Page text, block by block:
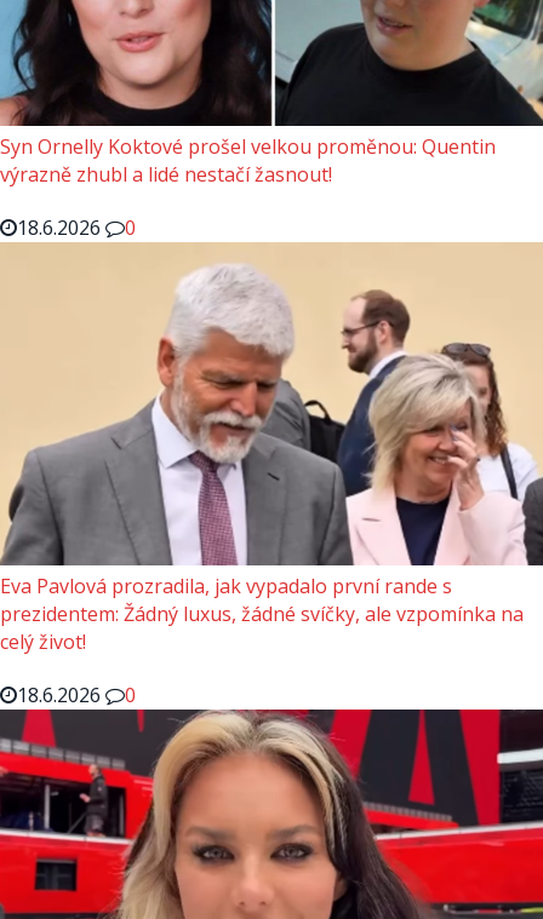
Syn Ornelly Koktové prošel velkou proměnou: Quentin
výrazně zhubl a lidé nestačí žasnout!
18.6.2026
0
Eva Pavlová prozradila, jak vypadalo první rande s
prezidentem: Žádný luxus, žádné svíčky, ale vzpomínka na
celý život!
18.6.2026
0